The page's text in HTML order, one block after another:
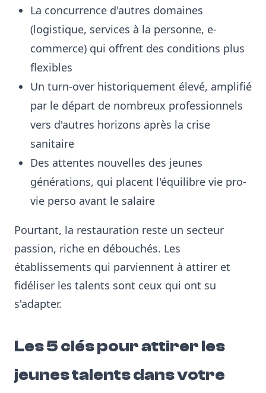
La concurrence d'autres domaines
(logistique, services à la personne, e-
commerce) qui offrent des conditions plus
flexibles
Un turn-over historiquement élevé, amplifié
par le départ de nombreux professionnels
vers d'autres horizons après la crise
sanitaire
Des attentes nouvelles des jeunes
générations, qui placent l'équilibre vie pro-
vie perso avant le salaire
Pourtant, la restauration reste un secteur
passion, riche en débouchés. Les
établissements qui parviennent à attirer et
fidéliser les talents sont ceux qui ont su
s'adapter.
Les 5 clés pour attirer les
jeunes talents dans votre